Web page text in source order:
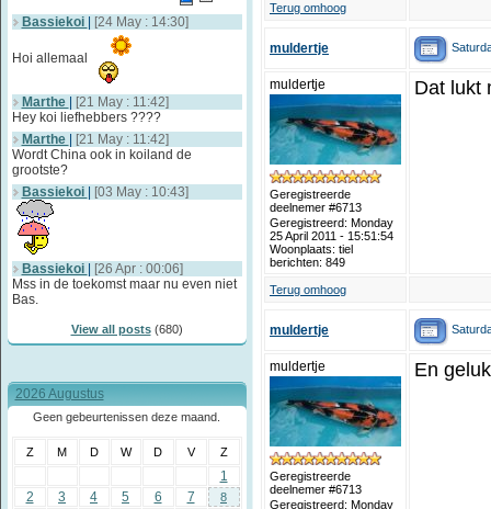
Bassiekoi [24 May : 14:30]
Hoi allemaal
Marthe
[21 May : 11:42]
Hey koi liefhebbers ????
Marthe
[21 May : 11:42]
Wordt China ook in koiland de
grootste?
Bassiekoi
[03 May : 10:43]
Bassiekoi
[26 Apr : 00:06]
Mss in de toekomst maar nu even niet
Bas.
View all posts(680)
2026 Augustus
Geen gebeurtenissen deze maand.
Z M D W D V Z
1
2
3 4 5 6 7 8
Terug omhoog
muldertje
muldertje
Geregistreerde
deelnemer #6713
Geregistreerd: Monday
25 April 2011 - 15:51:54
Woonplaats: tiel
berichten: 849
Dat lukt
Terug omhoog
muldertje
muldertje
Geregistreerde
deelnemer #6713
Geregistreerd: Monday
En